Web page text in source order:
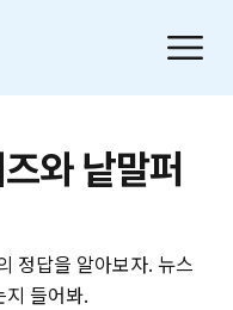
와 낱말퍼
정답을 알아보자. 뉴스
들어봐.